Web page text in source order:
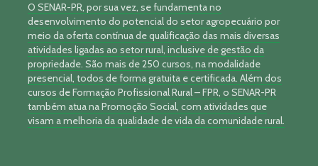
O SENAR-PR, por sua vez, se fundamenta no
desenvolvimento do potencial do setor agropecuário por
meio da oferta contínua de qualificação das mais diversas
atividades ligadas ao setor rural, inclusive de gestão da
propriedade. São mais de 250 cursos, na modalidade
presencial, todos de forma gratuita e certificada. Além dos
cursos de Formação Profissional Rural – FPR, o SENAR-PR
também atua na Promoção Social, com atividades que
visam a melhoria da qualidade de vida da comunidade rural.